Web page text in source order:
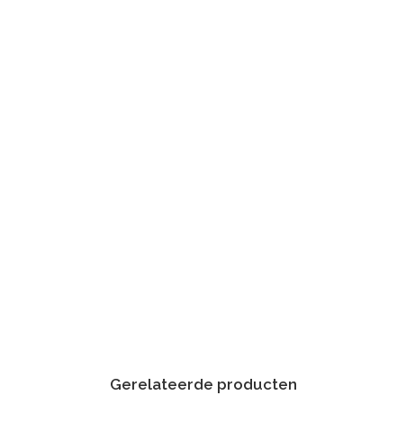
Gerelateerde producten